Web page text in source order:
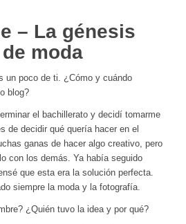
– La génesis
moda
un poco de ti. ¿Cómo y cuándo
blog?
el bachillerato y decidí tomarme
de decidir qué quería hacer en el
ganas de hacer algo creativo, pero
con los demás. Ya había seguido
que esta era la solución perfecta.
siempre la moda y la fotografía.
¿Quién tuvo la idea y por qué?